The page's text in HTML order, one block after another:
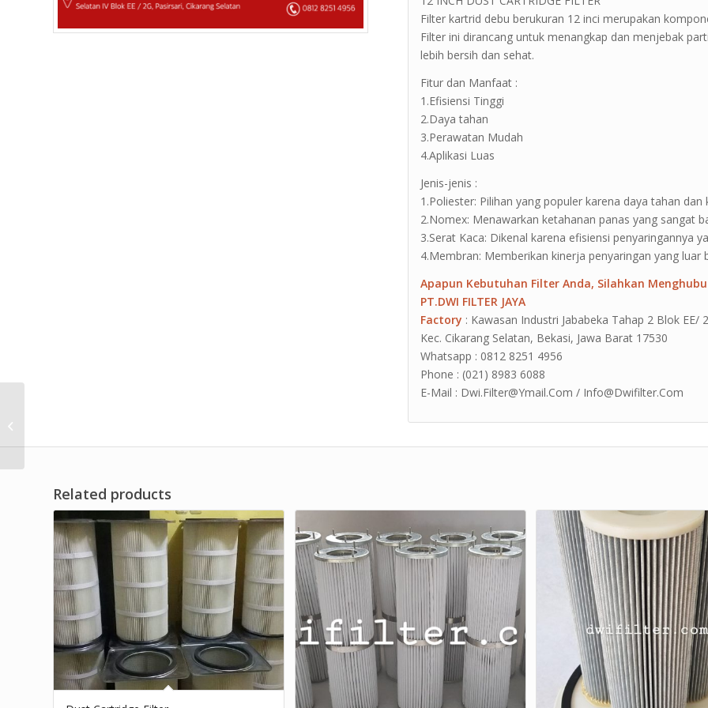
Filter kartrid debu berukuran 12 inci merupakan
Filter ini dirancang untuk menangkap dan menjebak
lebih bersih dan sehat.
Fitur dan Manfaat :
1.Efisiensi Tinggi
2.Daya tahan
3.Perawatan Mudah
4.Aplikasi Luas
Jenis-jenis :
1.Poliester: Pilihan yang populer karena daya tahan
2.Nomex: Menawarkan ketahanan panas yang sangat
3.Serat Kaca: Dikenal karena efisiensi penyaringannya
4.Membran: Memberikan kinerja penyaringan yang
Apapun Kebutuhan Filter Anda, Silahkan
PT.DWI FILTER JAYA
Factory : Kawasan Industri Jababeka Tahap 2 Blok EE/
Kec. Cikarang Selatan, Bekasi, Jawa Barat 17530
Whatsapp : 0812 8251 4956
Phone : (021) 8983 6088
E-Mail : Dwi.Filter@Ymail.Com / Info@Dwifilter.Com
Related products
serie...